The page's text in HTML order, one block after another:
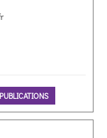
PUBLICATIONS